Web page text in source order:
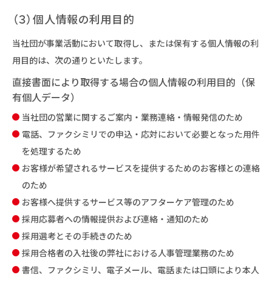
（３）個人情報の利用目的
当社団が事業活動において取得し、または保有する個人情報の利
用目的は、次の通りといたします。
直接書面により取得する場合の個人情報の利用目的（保
有個人データ）
当社団の営業に関するご案内・業務連絡・情報発信のため
電話、ファクシミリでの申込・応対において必要となった用件
を処理するため
お客様が希望されるサービスを提供するためのお客様との連絡
のため
お客様へ提供するサービス等のアフターケア管理のため
採用応募者への情報提供および連絡・通知のため
採用選考とその手続きのため
採用合格者の入社後の弊社における人事管理業務のため
書信、ファクシミリ、電子メール、電話または口頭により本人